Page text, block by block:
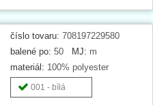
číslo tovaru: 708197229580
balené po: 50 MJ: m
materiál: 100% polyester
001 - bílá